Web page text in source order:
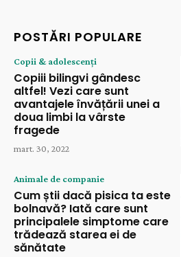
POSTĂRI POPULARE
Copii & adolescenți
Copiii bilingvi gândesc
altfel! Vezi care sunt
avantajele învățării unei a
doua limbi la vârste
fragede
mart. 30, 2022
Animale de companie
Cum știi dacă pisica ta este
bolnavă? Iată care sunt
principalele simptome care
trădează starea ei de
sănătate